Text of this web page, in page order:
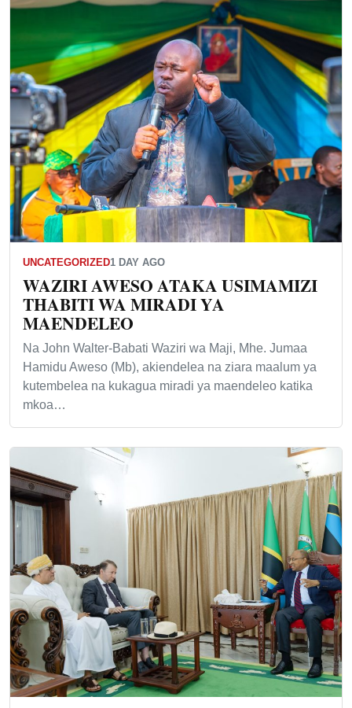
UNCATEGORIZED1 DAY AGO
WAZIRI AWESO ATAKA USIMAMIZI
THABITI WA MIRADI YA
MAENDELEO
Na John Walter-Babati Waziri wa Maji, Mhe. Jumaa
Hamidu Aweso (Mb), akiendelea na ziara maalum ya
kutembelea na kukagua miradi ya maendeleo katika
mkoa…